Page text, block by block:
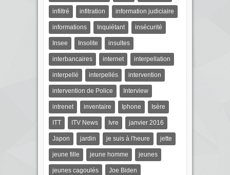
infiltré infitration information judiciaire
informations Inquiétant insécurité
Insee Insolite insultes
interbancaires internet interpellation
interpellé interpellés intervention
intervention de Police Interview
intrenet inventaire Iphone Isère
ITT ITV News Ivre janvier 2016
Japon jardin je suis à l'heure jette
jeune fille jeune homme jeunes
jeunes cagoulés Joe Biden